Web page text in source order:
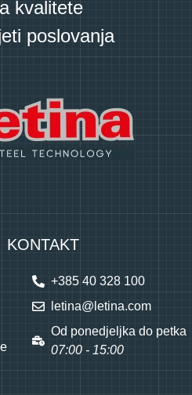
kvalitete
poslovanja
KONTAKT
+385 40 328 100
letina@letina.com
Od ponedjeljka do petka
07:00 - 15:00